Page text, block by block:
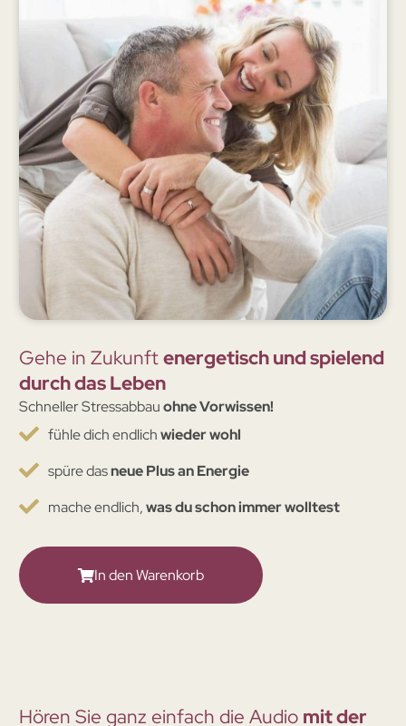
Gehe in Zukunftenergetisch und spielend
durch das Leben
Schneller Stressabbauohne Vorwissen!
fühle dich endlichwieder wohl
spüre dasneue Plus an Energie
mache endlich,was du schon immer wolltest
In den Warenkorb
Hören Sie ganz einfach die Audio mit der